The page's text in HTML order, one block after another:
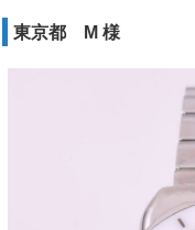
東京都 M 様